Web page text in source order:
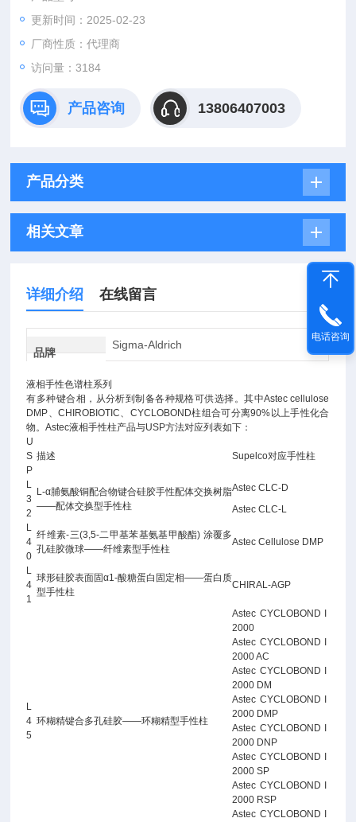
品牌|厂商：Sigma-Aldrich|西格玛奥德里奇
更新时间：2025-02-23
厂商性质：代理商
访问量：3184
产品咨询 13806407003
产品分类
相关文章
详细介绍 在线留言
品牌
Sigma-Aldrich
液相手性色谱柱系列
有多种键合相，从分析到制备各种规格可供选择。其中Astec cellulose
DMP、CHIROBIOTIC、CYCLOBOND柱组合可分离90%以上手性化合
物。Astec液相手性柱产品与USP方法对应列表如下：
U
S
P
描述 Supelco对应手性柱
L
3
2
L-α脯氨酸铜配合物键合硅胶手性配体交换树脂
——配体交换型手性柱
Astec CLC-D
Astec CLC-L
L
4
0
纤维素-三(3,5-二甲基苯基氨基甲酸酯) 涂覆多
孔硅胶微球——纤维素型手性柱
Astec Cellulose DMP
L
4
1
球形硅胶表面固α1-酸糖蛋白固定相——蛋白质
型手性柱
CHIRAL-AGP
L
4
5
环糊精键合多孔硅胶——环糊精型手性柱
Astec CYCLOBOND I
2000
Astec CYCLOBOND I
2000 AC
Astec CYCLOBOND I
2000 DM
Astec CYCLOBOND I
2000 DMP
Astec CYCLOBOND I
2000 DNP
Astec CYCLOBOND I
2000 SP
Astec CYCLOBOND I
2000 RSP
Astec CYCLOBOND I
电话咨询